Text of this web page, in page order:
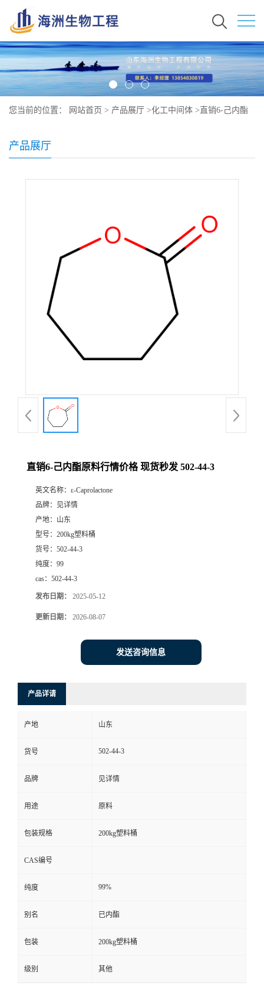
您当前的位置： 网站首页 > 产品展厅 >化工中间体 > 直销6-己内酯
产品展厅
直销6-己内酯原料行情价格 现货秒发 502-44-3
英文名称： ε-Caprolactone
品牌：
见详情
产地： 山东
型号： 200kg塑料桶
货号： 502-44-3
纯度： 99
cas： 502-44-3
发布日期： 2025-05-12
更新日期： 2026-08-07
发送咨询信息
产品详请
产地 山东
货号 502-44-3
品牌 见详情
用途 原料
包装规格 200kg塑料桶
CAS编号
纯度 99%
别名 已内酯
包装 200kg塑料桶
级别 其他